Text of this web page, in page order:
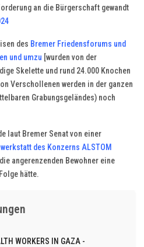
an die Bürgerschaft gewandt
des Bremer Friedensforums und
und umzu [wurden von der
Skelette und rund 24.000 Knochen
Verschollenen werden in der ganzen
Grabungsgeländes) noch
laut Bremer Senat von einer
des Konzerns ALSTOM
angerenzenden Bewohner eine
hätte.
WORKERS IN GAZA -